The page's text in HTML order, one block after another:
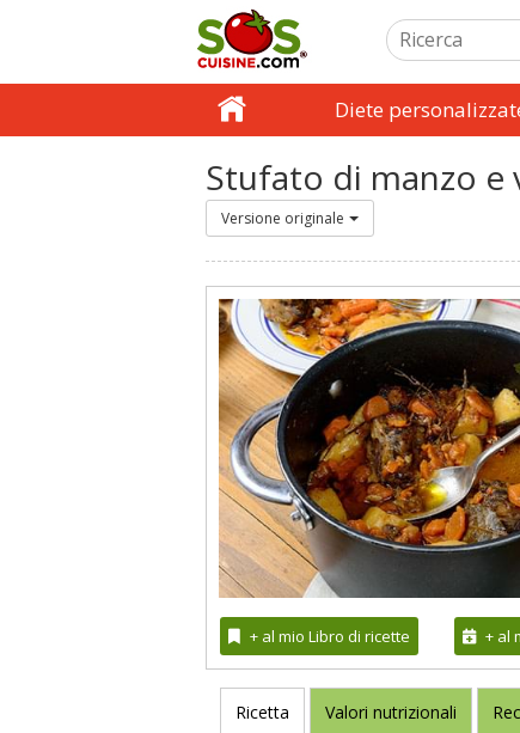
Diete
Stufato di manzo e
Versione originale
+ al mio Libro di ricette + al
Ricetta Valori nutrizionali